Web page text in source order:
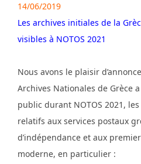
14/06/2019
Les archives initiales de la
visibles à NOTOS 2021
Nous avons le plaisir
Archives Nationales de Grèce
public durant NOTOS 2021,
relatifs aux services postaux
d’indépendance et aux
moderne, en particulier :